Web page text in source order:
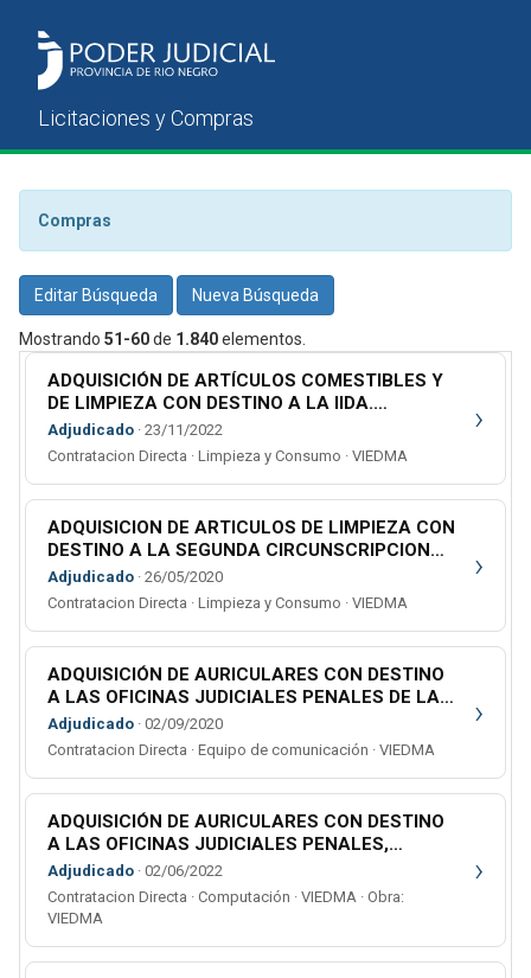
Compras
Editar Búsqueda Nueva Búsqueda
Mostrando 51-60de 1.840elementos.
ADQUISICIÓN DE ARTÍCULOS COMESTIBLES Y
DE LIMPIEZA CON DESTINO A LA IIDA.
CIRCUNSCRIPCIÓN JUDICIAL
Adjudicado · 23/11/2022
Contratacion Directa · Limpieza y Consumo · VIEDMA
›
ADQUISICION DE ARTICULOS DE LIMPIEZA CON
DESTINO A LA SEGUNDA CIRCUNSCRIPCION
JUDICIAL
Adjudicado · 26/05/2020
Contratacion Directa · Limpieza y Consumo · VIEDMA
›
ADQUISICIÓN DE AURICULARES CON DESTINO
A LAS OFICINAS JUDICIALES PENALES DE LAS
CUATRO CIRCUNSCRIPCIONES JUDICIALES
Adjudicado · 02/09/2020
Contratacion Directa · Equipo de comunicación · VIEDMA
›
ADQUISICIÓN DE AURICULARES CON DESTINO
A LAS OFICINAS JUDICIALES PENALES,
TRIBUNAL DE IMPUGNACIÓN Y DIRECCIÓN
GENERAL DE OFICINAS JUDICIALES
Adjudicado · 02/06/2022
Contratacion Directa · Computación · VIEDMA · Obra:
VIEDMA
›